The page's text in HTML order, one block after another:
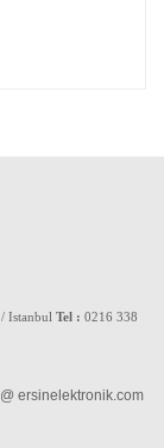
Istanbul Tel : 0216 338